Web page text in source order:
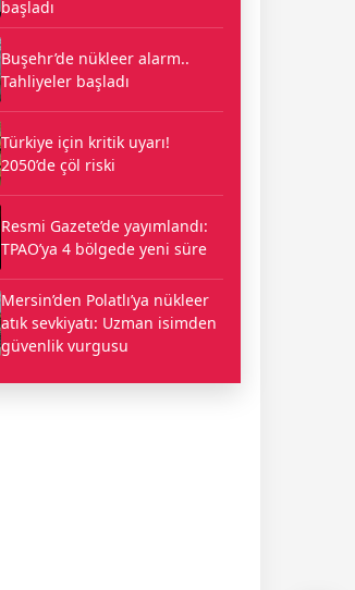
başladı
Buşehr’de nükleer alarm..
Tahliyeler başladı
Türkiye için kritik uyarı!
2050’de çöl riski
Resmi Gazete’de yayımlandı:
TPAO’ya 4 bölgede yeni süre
Mersin’den Polatlı’ya nükleer
atık sevkiyatı: Uzman isimden
güvenlik vurgusu